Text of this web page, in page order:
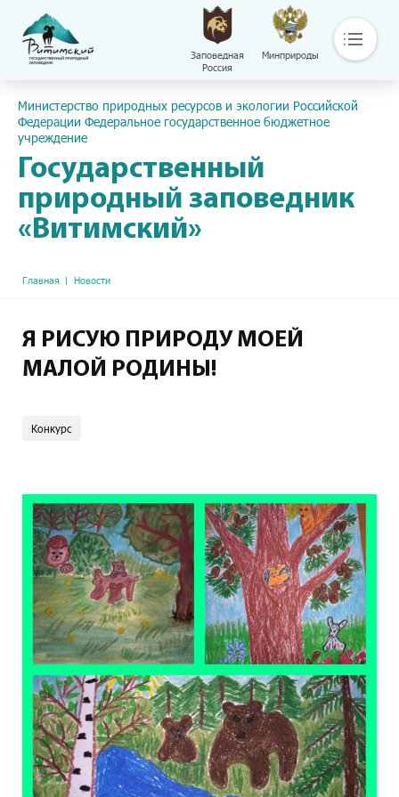
Заповедная
Россия
Минприроды
О нас
Контакты
Библиотека
Сохраняй
Министерство природных ресурсов и экологии Российской
Федерации Федеральное государственное бюджетное
учреждение
Государственный
природный заповедник
«Витимский»
Строка навигации
Главная Новости
Я РИСУЮ ПРИРОДУ МОЕЙ
МАЛОЙ РОДИНЫ!
Конкурс